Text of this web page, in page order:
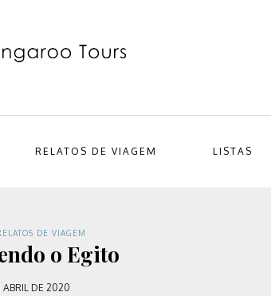
RELATOS DE VIAGEM LISTAS
DE VIAGEM
o Egito
ABRIL DE 2020